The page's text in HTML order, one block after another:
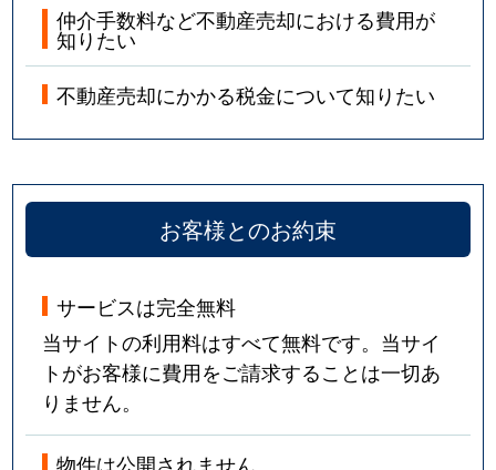
仲介手数料など不動産売却における費用が
知りたい
不動産売却にかかる税金について知りたい
お客様とのお約束
サービスは完全無料
当サイトの利用料はすべて無料です。当サイ
トがお客様に費用をご請求することは一切あ
りません。
物件は公開されません